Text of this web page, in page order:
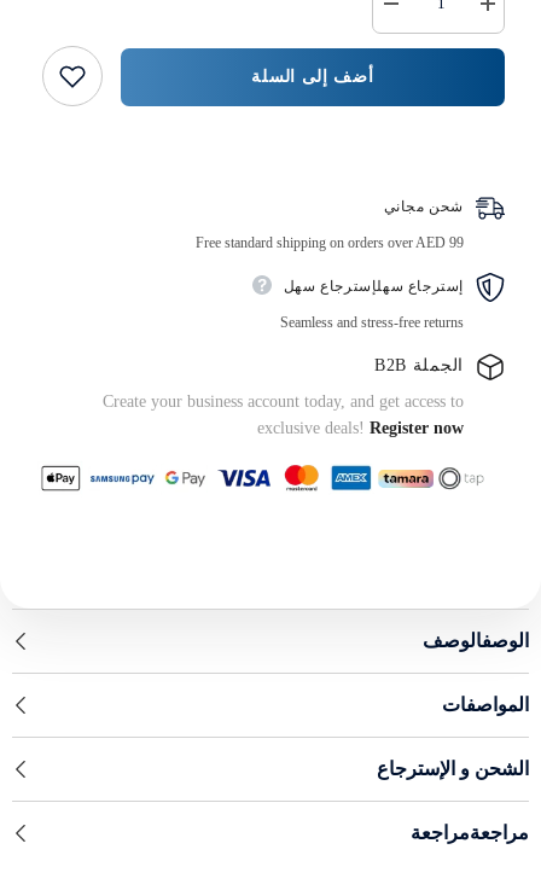
كمية
{{
المنتج
زيادة
كمية
عرض
أضف إلى السلة
شحن مجاني
Free standard shipping on orders over AED 99
إسترجاع سهلإسترجاع سهل
Seamless and stress-free returns
الجملة B2B
Create your business account today, and get access to
exclusive deals! Register now
الوصفالوصف
المواصفات
الشحن و الإسترجاع
مراجعةمراجعة